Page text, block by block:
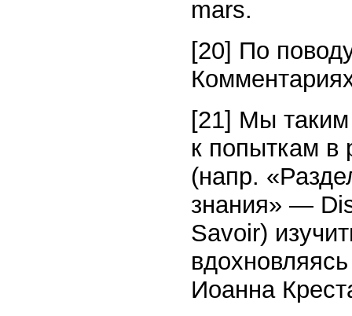
mars.
[20] По
[21] Мы
к попыткам в
(напр.
знания» —
Savoir)
Иоанна